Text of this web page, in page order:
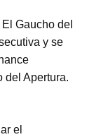
Gaucho del
y se
del Apertura.
el